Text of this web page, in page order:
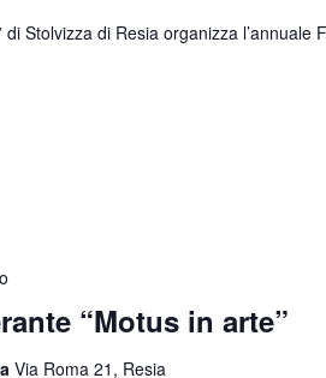
di Stolvizza di Resia organizza
“Motus in arte”
Via Roma 21, Resia